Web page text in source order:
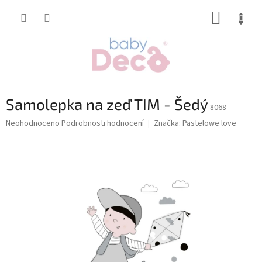
Samolepka na zeď TIM - Šedý 8068
Průměrné
Neohodnoceno Podrobnosti hodnocení Značka: Pastelowe love